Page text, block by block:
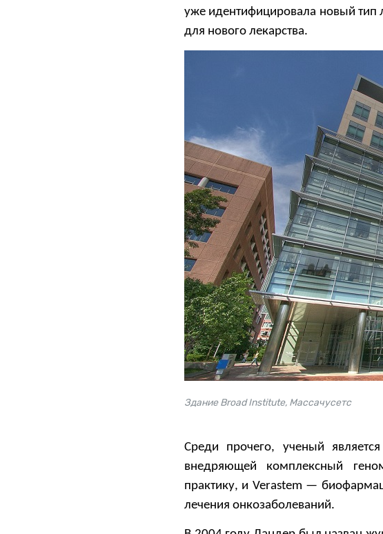
уже идентифицировала новый тип
для нового лекарства.
Здание Broad Institute, Массачусетс
Среди прочего, ученый
внедряющей комплексный
практику, и Verastem —
лечения онкозаболеваний.